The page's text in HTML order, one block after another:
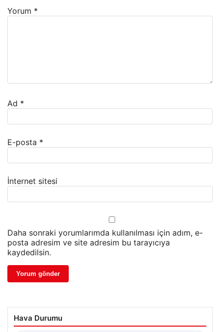
Yorum *
Ad *
E-posta *
İnternet sitesi
Daha sonraki yorumlarımda kullanılması için adım, e-
posta adresim ve site adresim bu tarayıcıya
kaydedilsin.
Hava Durumu